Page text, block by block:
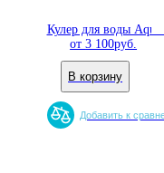
Кулер для воды
от3 100руб.
В корзину
Добавить к